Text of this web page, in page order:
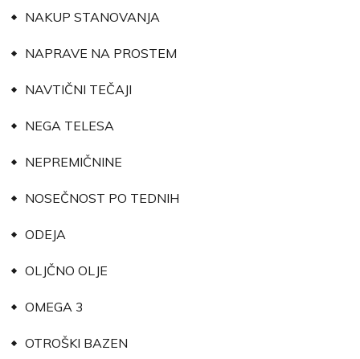
NAKUP STANOVANJA
NAPRAVE NA PROSTEM
NAVTIČNI TEČAJI
NEGA TELESA
NEPREMIČNINE
NOSEČNOST PO TEDNIH
ODEJA
OLJČNO OLJE
OMEGA 3
OTROŠKI BAZEN